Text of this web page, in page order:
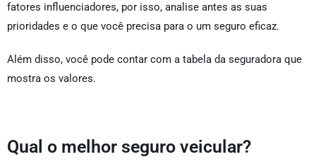
fatores influenciadores, por isso, analise antes as suas
prioridades e o que você precisa para o um seguro eficaz.
Além disso, você pode contar com a tabela da seguradora que
mostra os valores.
Qual o melhor seguro veicular?